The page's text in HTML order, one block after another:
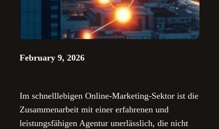
February 9, 2026
Im schnelllebigen Online-Marketing-Sektor ist die
Zusammenarbeit mit einer erfahrenen und
leistungsfähigen Agentur unerlässlich, die nicht